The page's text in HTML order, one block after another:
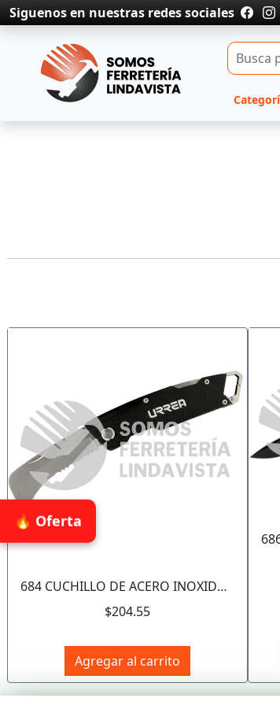
🔥 Oferta
Siguenos en nuestras redes sociales
684 CUCHILLO DE ACERO INOXIDABLE CON MANGO ACERO DE 8", PARA LINOLEO URREA
$204.55
Agregar al carrito